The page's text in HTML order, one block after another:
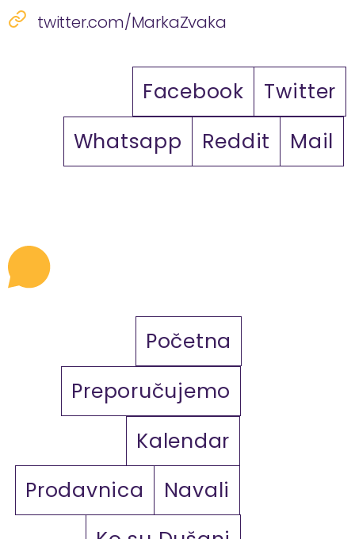
twitter.com/MarkaZvaka
Facebook
Twitter
Whatsapp
Reddit Mail
Početna
Preporučujemo
Kalendar
Prodavnica
Navali